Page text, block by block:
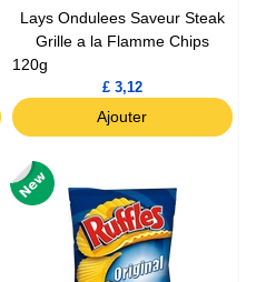
Lays Ondulees Saveur Steak
Grille a la Flamme Chips
120g
£ 3,12
Ajouter